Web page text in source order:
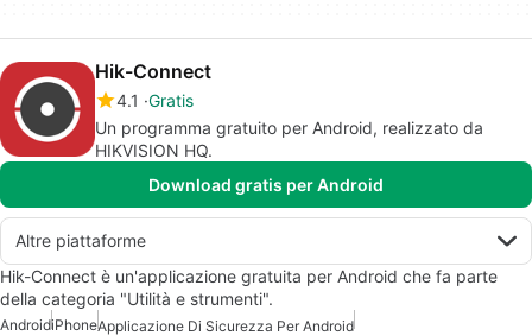
Hik-Connect
4.1 Gratis
Un programma gratuito per Android, realizzato da
HIKVISION HQ.
Download gratis per Android
Altre piattaforme
Hik-Connect è un'applicazione gratuita per Android che fa parte
della categoria "Utilità e strumenti".
AndroidiPhoneApplicazione Di Sicurezza Per Android